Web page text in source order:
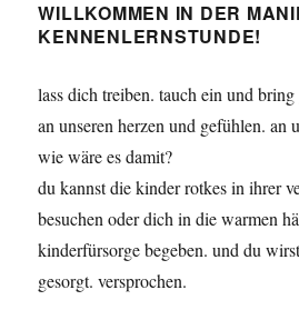
WILLKOMMEN IN DER
KENNENLERNSTUNDE!
lass dich treiben. tauch ein und
an unseren herzen und gefühlen. an
wie wäre es damit?
du kannst die kinder rotkes in ihrer
besuchen oder dich in die warmen
kinderfürsorge begeben. und du
gesorgt. versprochen.